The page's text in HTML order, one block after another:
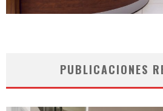
PUBLICACIONES